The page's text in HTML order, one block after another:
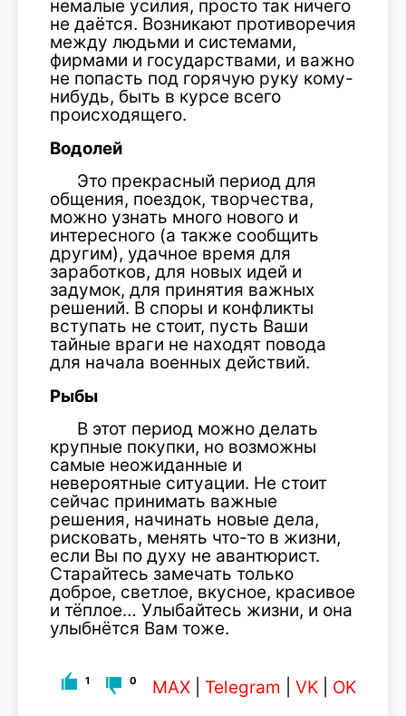
немалые усилия, просто так ничего
не даётся. Возникают противоречия
между людьми и системами,
фирмами и государствами, и важно
не попасть под горячую руку кому-
нибудь, быть в курсе всего
происходящего.
Водолей
Это прекрасный период для
общения, поездок, творчества,
можно узнать много нового и
интересного (а также сообщить
другим), удачное время для
заработков, для новых идей и
задумок, для принятия важных
решений. В споры и конфликты
вступать не стоит, пусть Ваши
тайные враги не находят повода
для начала военных действий.
Рыбы
В этот период можно делать
крупные покупки, но возможны
самые неожиданные и
невероятные ситуации. Не стоит
сейчас принимать важные
решения, начинать новые дела,
рисковать, менять что-то в жизни,
если Вы по духу не авантюрист.
Старайтесь замечать только
доброе, светлое, вкусное, красивое
и тёплое… Улыбайтесь жизни, и она
улыбнётся Вам тоже.
1 0 MAX Telegram VK OK